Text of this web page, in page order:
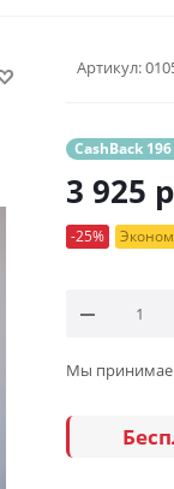
Артикул:
CashBack
3 925
-25%
Мы